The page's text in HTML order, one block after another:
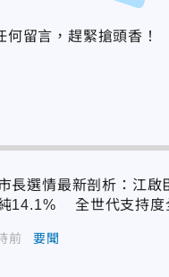
何留言，趕緊搶頭香！
長選情最新剖析：江啟
14.1% 全世代支持度
前 要聞